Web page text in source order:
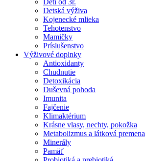
Deti od 3r.
Detská výživa
Kojenecké mlieka
Tehotenstvo
Mamičky
Príslušenstvo
Výživové doplnky
Antioxidanty
Chudnutie
Detoxikácia
Duševná pohoda
Imunita
Fajčenie
Klimaktérium
Krásne vlasy, nechty, pokožka
Metabolizmus a látková premena
Minerály
Pamäť